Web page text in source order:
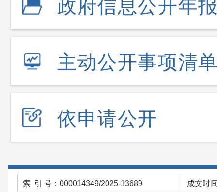
政府信息公开年
主动公开事项清
依申请公开
索 引 号：000014349/2025-13689 成文时